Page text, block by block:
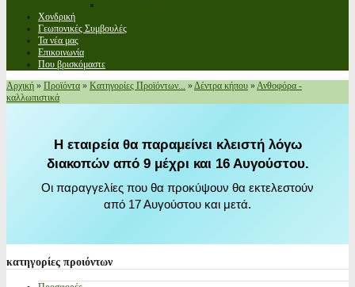
Χονδρική
Γεωπονικές Συμβουλές
Τα νέα μας
Επικοινωνία
Που βρισκόμαστε
Αρχική » Προϊόντα » Κατηγορίες Προϊόντων... »Δέντρα κήπου »Ανθοφόρα -
καλλωπιστικά
Η εταιρεία θα παραμείνει κλειστή λόγω
διακοπών από 9 μέχρι και 16 Αυγούστου.
Οι παραγγελίες που θα προκύψουν θα εκτελεστούν
από 17 Αυγούστου και μετά.
κατηγορίες προιόντων